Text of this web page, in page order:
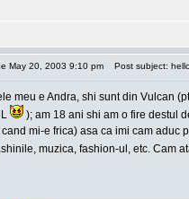
May 20, 2003 9:10 pm Post subject:
meu e Andra, shi sunt din Vulcan
); am 18 ani shi am o fire destul
mi-e frica) asa ca imi cam
muzica, fashion-ul, etc. Cam